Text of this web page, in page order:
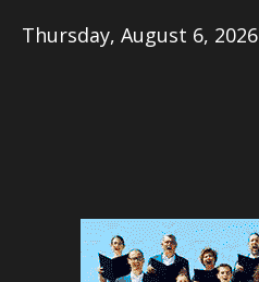
Thursday, August 6, 2026